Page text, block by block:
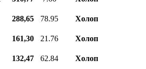
288,65 78.95
Холоп
161,30 21.76
Холоп
132,47 62.84 Холоп